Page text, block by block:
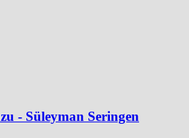
- Süleyman Seringen